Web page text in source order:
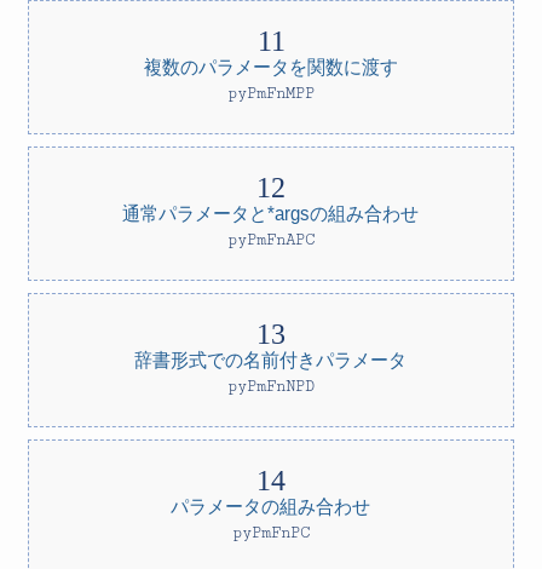
複数のパラメータを関数に渡す
pyPmFnMPP
通常パラメータと*argsの組み合わせ
pyPmFnAPC
辞書形式での名前付きパラメータ
pyPmFnNPD
パラメータの組み合わせ
pyPmFnPC